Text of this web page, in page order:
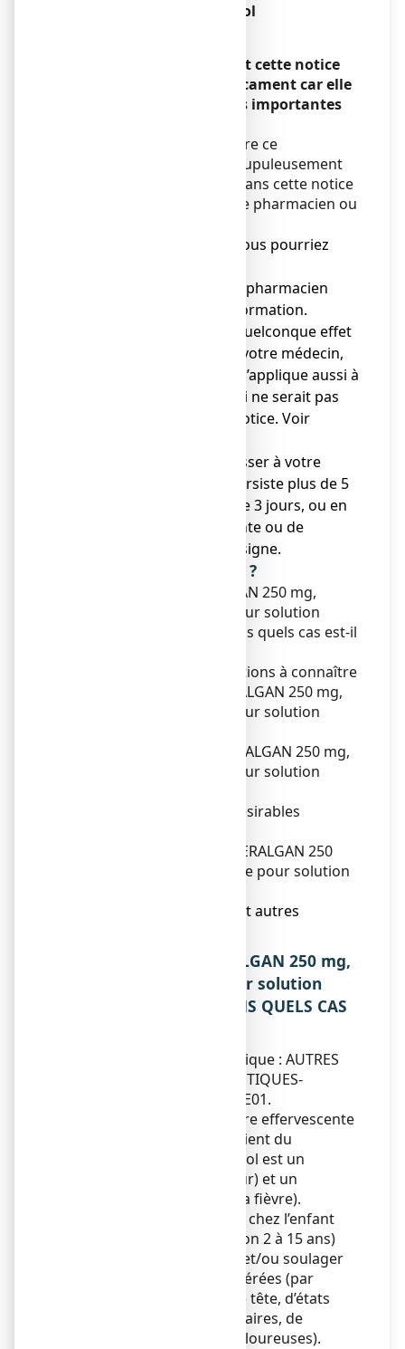
Paracétamol
Veuillez lire attentivement cette notice
avant de prendre ce médicament car elle
contient des informations importantes
Vous devez toujours prendre ce
médicament en suivant scrupuleusement
les informations fournies dans cette notice
ou par votre médecin, votre pharmacien ou
● Gardez cette notice. Vous pourriez
● Adressez-vous à votre pharmacien
pour tout conseil ou information.
● Si vous ressentez un quelconque effet
indésirable, parlez-en à votre médecin,
votre pharmacien. Ceci s’applique aussi à
tout effet indésirable qui ne serait pas
mentionné dans cette notice. Voir
● Vous devez vous adresser à votre
médecin si la douleur persiste plus de 5
jours, ou la fièvre plus de 3 jours, ou en
cas d’efficacité insuffisante ou de
survenue de tout autre signe.
Que contient cette notice ?
EFFERALGAN 250 mg,
poudre effervescente pour solution
buvable en sachet et dans quels cas est-il
2. Quelles sont les informations à connaître
EFFERALGAN 250 mg,
poudre effervescente pour solution
EFFERALGAN 250 mg,
poudre effervescente pour solution
4. Quels sont les effets indésirables
5. Comment conserver EFFERALGAN 250
mg, poudre effervescente pour solution
6. Contenu de l’emballage et autres
1. QU’EST-CE QUE EFFERALGAN 250 mg,
poudre effervescente pour solution
buvable en sachet ET DANS QUELS CAS
Classe pharmacothérapeutique : AUTRES
ANTALGIQUES ET ANTIPYRÉTIQUES-
ANILIDES - code ATC : N02BE01.
mg, poudre effervescente
pour solution buvable contient du
paracétamol. Le paracétamol est un
antalgique (calme la douleur) et un
antipyrétique (fait baisser la fièvre).
Ce médicament est indiqué chez l’enfant
pesant de 13 à 50 kg (environ 2 à 15 ans)
pour faire baisser la fièvre et/ou soulager
les douleurs légères à modérées (par
exemple en cas de maux de tête, d’états
grippaux, de douleurs dentaires, de
courbatures, de règles douloureuses).